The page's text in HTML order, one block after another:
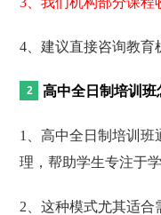
4、建议直接咨询教育
高中全日制培训班
1、高中全日制培训班
理，帮助学生专注于
2、这种模式尤其适合